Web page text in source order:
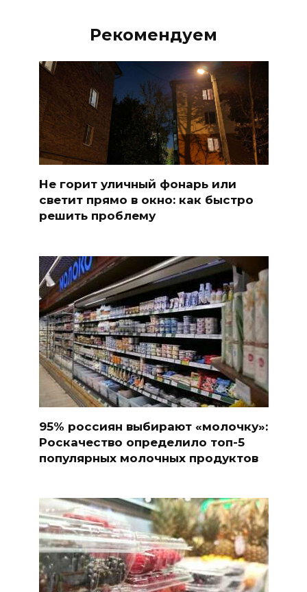
Рекомендуем
Не горит уличный фонарь или
светит прямо в окно: как быстро
решить проблему
95% россиян выбирают «молочку»:
Роскачество определило топ-5
популярных молочных продуктов